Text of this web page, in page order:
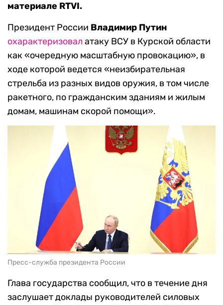
материале RTVI.
Президент России Владимир Путин
охарактеризовал атаку ВСУ в Курской области
как «очередную масштабную провокацию», в
ходе которой ведется «неизбирательная
стрельба из разных видов оружия, в том числе
ракетного, по гражданским зданиям и жилым
домам, машинам скорой помощи».
Пресс-служба президента России
Глава государства сообщил, что в течение дня
заслушает доклады руководителей силовых